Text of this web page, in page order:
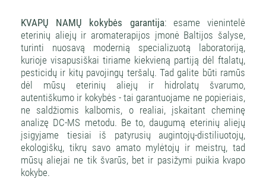
KVAPŲ NAMŲ kokybės garantija: esame vienintelė
eterinių aliejų ir aromaterapijos įmonė Baltijos šalyse,
turinti nuosavą modernią specializuotą laboratoriją,
kurioje visapusiškai tiriame kiekvieną partiją dėl ftalatų,
pesticidų ir kitų pavojingų teršalų. Tad galite būti ramūs
dėl mūsų eterinių aliejų ir hidrolatų švarumo,
autentiškumo ir kokybės - tai garantuojame ne popieriais,
ne saldžiomis kalbomis, o realiai, įskaitant cheminę
analizę DC-MS metodu. Be to, daugumą eterinių aliejų
įsigyjame tiesiai iš patyrusių augintojų-distiliuotojų,
ekologiškų, tikrų savo amato mylėtojų ir meistrų, tad
mūsų aliejai ne tik švarūs, bet ir pasižymi puikia kvapo
kokybe.